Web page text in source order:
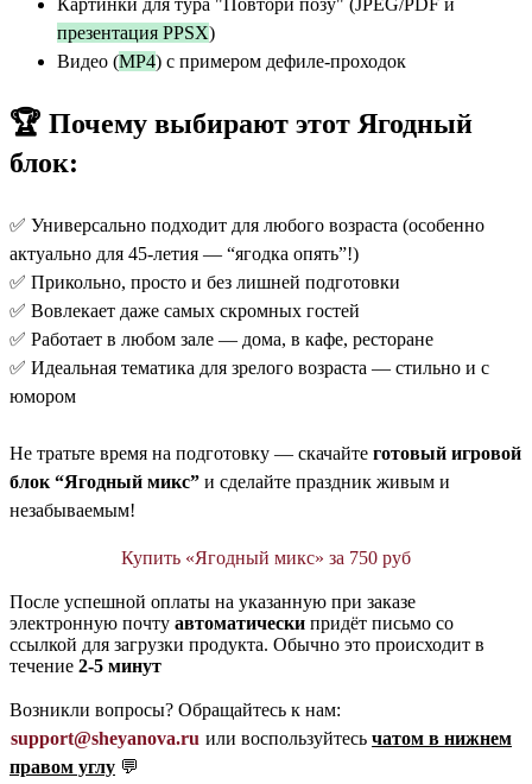
Картинки для тура "Повтори позу" (JPEG/PDF и
презентация PPSX)
Видео (MP4) с примером дефиле-проходок
🏆 Почему выбирают этот Ягодный
блок:
✅ Универсально подходит для любого возраста (особенно
актуально для 45-летия — “ягодка опять”!)
✅ Прикольно, просто и без лишней подготовки
✅ Вовлекает даже самых скромных гостей
✅ Работает в любом зале — дома, в кафе, ресторане
✅ Идеальная тематика для зрелого возраста — стильно и с
юмором
Не тратьте время на подготовку — скачайте готовый игровой
блок “Ягодный микс” и сделайте праздник живым и
незабываемым!
Купить «Ягодный микс» за 750 руб
После успешной оплаты на указанную при заказе
электронную почту автоматически придёт письмо со
ссылкой для загрузки продукта. Обычно это происходит в
течение 2-5 минут
Возникли вопросы? Обращайтесь к нам:
support@sheyanova.ru или воспользуйтесь чатом в нижнем
правом углу 💬